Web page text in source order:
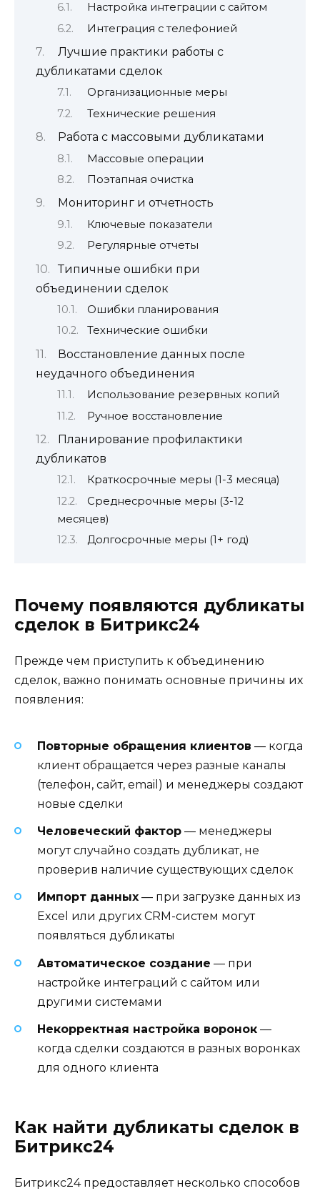
Настройка интеграции с сайтом
Интеграция с телефонией
Лучшие практики работы с
дубликатами сделок
Организационные меры
Технические решения
Работа с массовыми дубликатами
Массовые операции
Поэтапная очистка
Мониторинг и отчетность
Ключевые показатели
Регулярные отчеты
Типичные ошибки при
объединении сделок
Ошибки планирования
Технические ошибки
Восстановление данных после
неудачного объединения
Использование резервных копий
Ручное восстановление
Планирование профилактики
дубликатов
Краткосрочные меры (1-3 месяца)
Среднесрочные меры (3-12
месяцев)
Долгосрочные меры (1+ год)
Почему появляются дубликаты
сделок в Битрикс24
Прежде чем приступить к объединению
сделок, важно понимать основные причины их
появления:
Повторные обращения клиентов — когда
клиент обращается через разные каналы
(телефон, сайт, email) и менеджеры создают
новые сделки
Человеческий фактор — менеджеры
могут случайно создать дубликат, не
проверив наличие существующих сделок
Импорт данных — при загрузке данных из
Excel или других CRM-систем могут
появляться дубликаты
Автоматическое создание — при
настройке интеграций с сайтом или
другими системами
Некорректная настройка воронок —
когда сделки создаются в разных воронках
для одного клиента
Как найти дубликаты сделок в
Битрикс24
Битрикс24 предоставляет несколько способов